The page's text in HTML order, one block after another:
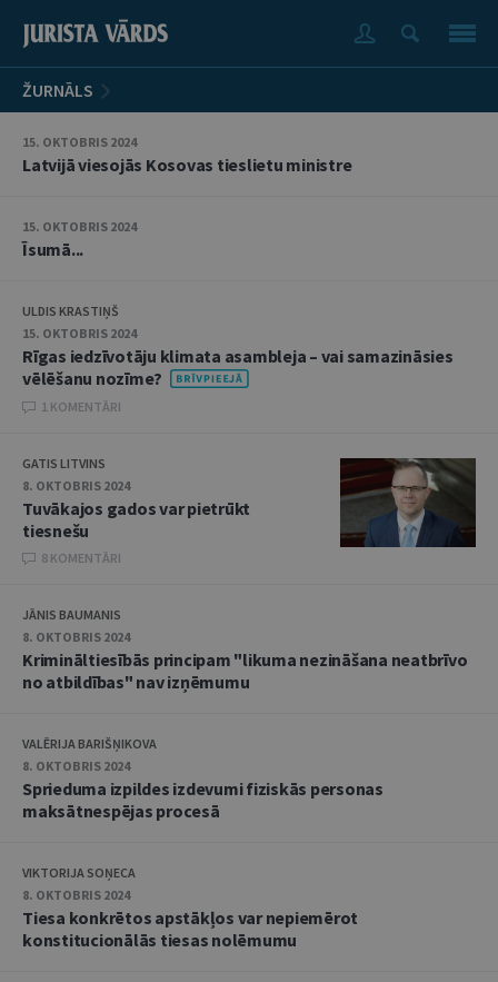
ŽURNĀLS
15. OKTOBRIS 2024
Latvijā viesojās Kosovas tieslietu ministre
15. OKTOBRIS 2024
Īsumā...
ULDIS KRASTIŅŠ
15. OKTOBRIS 2024
Rīgas iedzīvotāju klimata asambleja – vai samazināsies
vēlēšanu nozīme?
1 KOMENTĀRI
GATIS LITVINS
8. OKTOBRIS 2024
Tuvākajos gados var pietrūkt
tiesnešu
8 KOMENTĀRI
JĀNIS BAUMANIS
8. OKTOBRIS 2024
Krimināltiesībās principam "likuma nezināšana neatbrīvo
no atbildības" nav izņēmumu
VALĒRIJA BARIŠŅIKOVA
8. OKTOBRIS 2024
Sprieduma izpildes izdevumi fiziskās personas
maksātnespējas procesā
VIKTORIJA SOŅECA
8. OKTOBRIS 2024
Tiesa konkrētos apstākļos var nepiemērot
konstitucionālās tiesas nolēmumu